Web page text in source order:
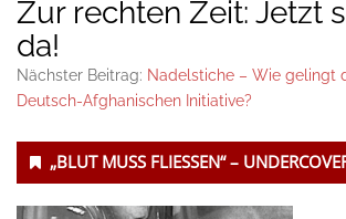
Zur rechten Zeit: Jetzt
da!
Nächster Beitrag: Nadelstiche – Wie gelingt
Deutsch-Afghanischen Initiative?
Untergeordnet
Seitenleiste
„BLUT MUSS FLIESSEN“ –